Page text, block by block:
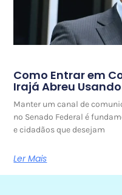
Como Entrar em
Irajá Abreu Usando
Manter um canal de
no Senado Federal é
e cidadãos que desejam
Ler Mais